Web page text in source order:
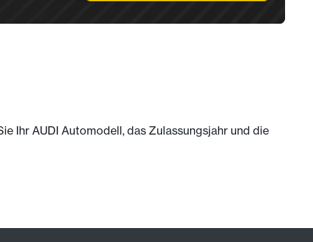
Ihr AUDI Automodell, das Zulassungsjahr und die